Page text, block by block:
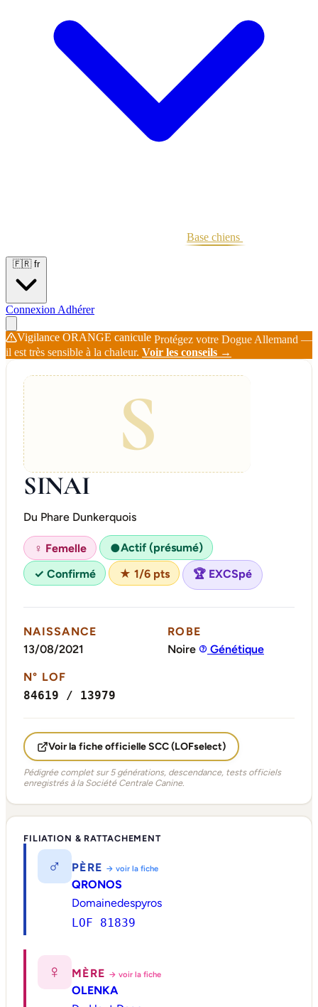
Base chiens
🇫🇷 fr
Connexion Adhérer
Vigilance ORANGE canicule Protégez votre Dogue Allemand —
il est très sensible à la chaleur. Voir les conseils →
S
SINAI
Du Phare Dunkerquois
♀ Femelle ●Actif (présumé)
✓ Confirmé
★ 1/6 pts 🏆 EXCSpé
NAISSANCE
13/08/2021
ROBE
Noire
Génétique
N° LOF
84619 / 13979
Voir la fiche officielle SCC (LOFselect)
Pédigrée complet sur 5 générations, descendance, tests officiels
enregistrés à la Société Centrale Canine.
FILIATION & RATTACHEMENT
♂ PÈRE → voir la fiche
QRONOS
Domainedespyros
LOF 81839
♀ MÈRE → voir la fiche
OLENKA